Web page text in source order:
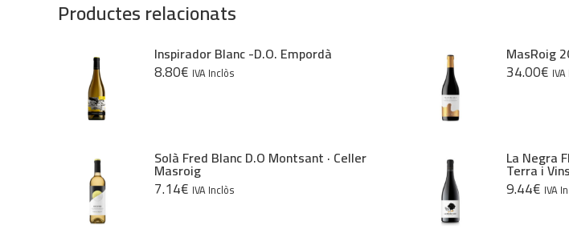
Productes relacionats
Inspirador Blanc -D.O. Empordà
8.80€ IVA Inclòs
MasRoig
34.00€
Solà Fred Blanc D.O Montsant · Celler
Masroig
7.14€ IVA Inclòs
La Negra
Terra i Vins
9.44€ IVA